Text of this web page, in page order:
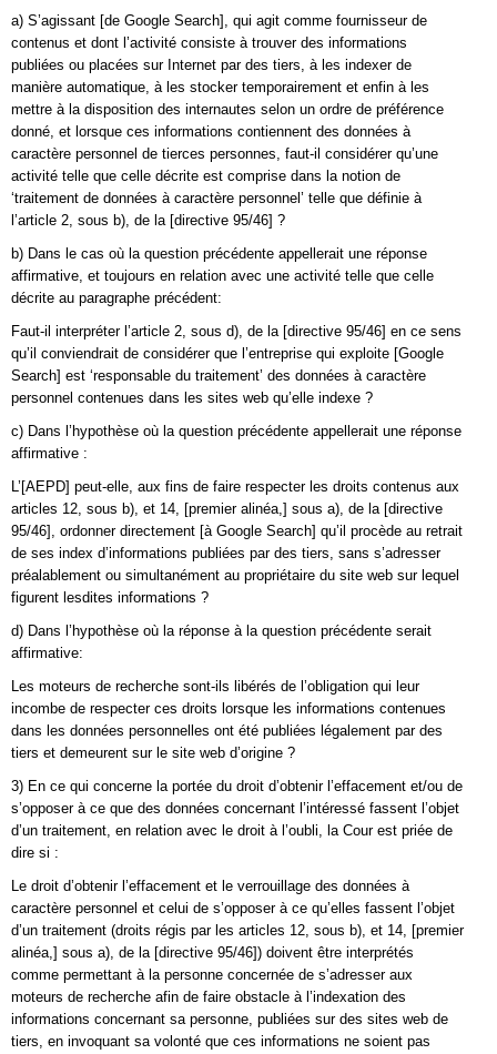
a) S’agissant [de Google Search], qui agit comme fournisseur de
contenus et dont l’activité consiste à trouver des informations
publiées ou placées sur Internet par des tiers, à les indexer de
manière automatique, à les stocker temporairement et enfin à les
mettre à la disposition des internautes selon un ordre de préférence
donné, et lorsque ces informations contiennent des données à
caractère personnel de tierces personnes, faut-il considérer qu’une
activité telle que celle décrite est comprise dans la notion de
‘traitement de données à caractère personnel’ telle que définie à
l’article 2, sous b), de la [directive 95/46] ?
b) Dans le cas où la question précédente appellerait une réponse
affirmative, et toujours en relation avec une activité telle que celle
décrite au paragraphe précédent:
Faut-il interpréter l’article 2, sous d), de la [directive 95/46] en ce sens
qu’il conviendrait de considérer que l’entreprise qui exploite [Google
Search] est ‘responsable du traitement’ des données à caractère
personnel contenues dans les sites web qu’elle indexe ?
c) Dans l’hypothèse où la question précédente appellerait une réponse
affirmative :
L’[AEPD] peut-elle, aux fins de faire respecter les droits contenus aux
articles 12, sous b), et 14, [premier alinéa,] sous a), de la [directive
95/46], ordonner directement [à Google Search] qu’il procède au retrait
de ses index d’informations publiées par des tiers, sans s’adresser
préalablement ou simultanément au propriétaire du site web sur lequel
figurent lesdites informations ?
d) Dans l’hypothèse où la réponse à la question précédente serait
affirmative:
Les moteurs de recherche sont-ils libérés de l’obligation qui leur
incombe de respecter ces droits lorsque les informations contenues
dans les données personnelles ont été publiées légalement par des
tiers et demeurent sur le site web d’origine ?
3) En ce qui concerne la portée du droit d’obtenir l’effacement et/ou de
s’opposer à ce que des données concernant l’intéressé fassent l’objet
d’un traitement, en relation avec le droit à l’oubli, la Cour est priée de
dire si :
Le droit d’obtenir l’effacement et le verrouillage des données à
caractère personnel et celui de s’opposer à ce qu’elles fassent l’objet
d’un traitement (droits régis par les articles 12, sous b), et 14, [premier
alinéa,] sous a), de la [directive 95/46]) doivent être interprétés
comme permettant à la personne concernée de s’adresser aux
moteurs de recherche afin de faire obstacle à l’indexation des
informations concernant sa personne, publiées sur des sites web de
tiers, en invoquant sa volonté que ces informations ne soient pas